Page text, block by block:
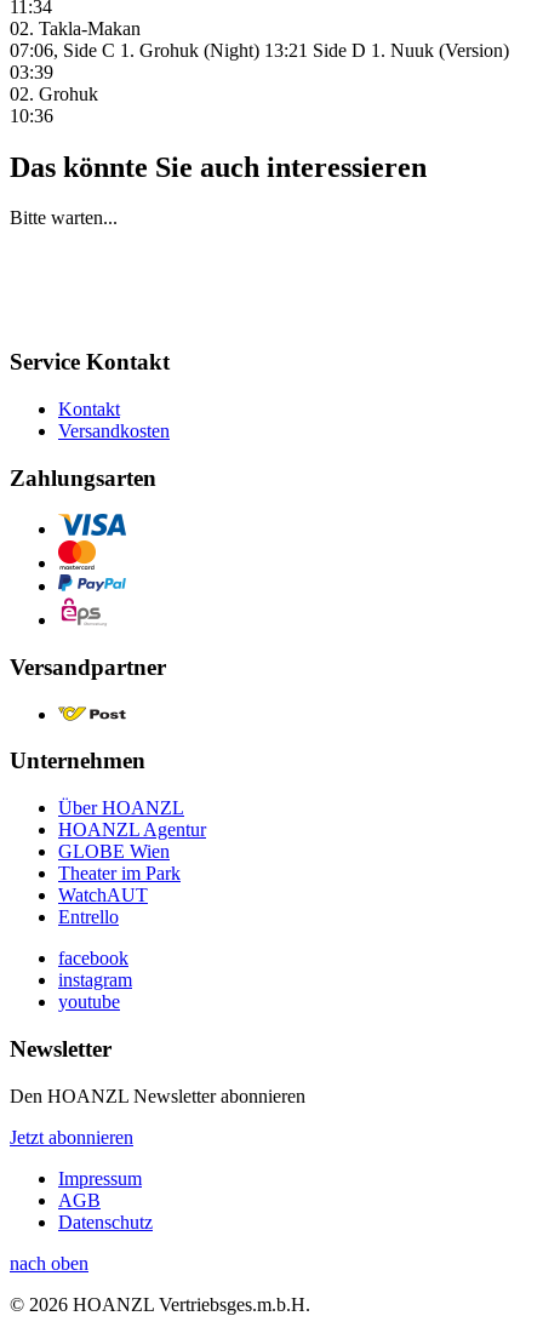
11:34
02. Takla-Makan
07:06, Side C 1. Grohuk (Night) 13:21 Side D 1. Nuuk (Version)
03:39
02. Grohuk
10:36
Das könnte Sie auch interessieren
Bitte warten...
Service Kontakt
Kontakt
Versandkosten
Zahlungsarten
Versandpartner
Unternehmen
Über HOANZL
HOANZL Agentur
GLOBE Wien
Theater im Park
WatchAUT
Entrello
facebook
instagram
youtube
Newsletter
Den HOANZL Newsletter abonnieren
Jetzt abonnieren
Impressum
AGB
Datenschutz
nach oben
© 2026 HOANZL Vertriebsges.m.b.H.